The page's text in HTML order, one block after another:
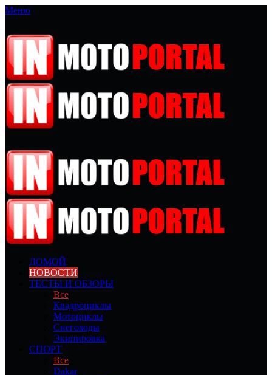
Меню
ДОМОЙ
НОВОСТИ
ТЕСТЫ И ОБЗОРЫ
Все
Квадроциклы
Мотоциклы
Снегоходы
Экипировка
СПОРТ
Все
Dakar